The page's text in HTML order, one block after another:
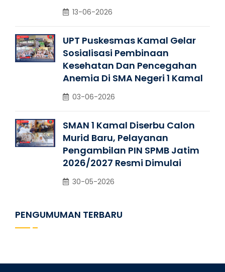
13-06-2026
UPT Puskesmas Kamal Gelar
Sosialisasi Pembinaan
Kesehatan Dan Pencegahan
Anemia Di SMA Negeri 1 Kamal
03-06-2026
SMAN 1 Kamal Diserbu Calon
Murid Baru, Pelayanan
Pengambilan PIN SPMB Jatim
2026/2027 Resmi Dimulai
30-05-2026
PENGUMUMAN TERBARU